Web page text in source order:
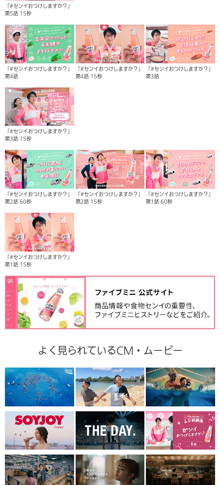
「#センイおつけしますか？」
第5話 15秒
「#センイおつけしますか？」
第4話
「#センイおつけしますか？」
第4話 15秒
「#センイおつけしますか？」
第3話
「#センイおつけしますか？」
第3話 15秒
「#センイおつけしますか？」
第2話 60秒
「#センイおつけしますか？」
第2話 15秒
「#センイおつけしますか？」
第1話 60秒
「#センイおつけしますか？」
第1話 15秒
よく見られているCM・ムービー